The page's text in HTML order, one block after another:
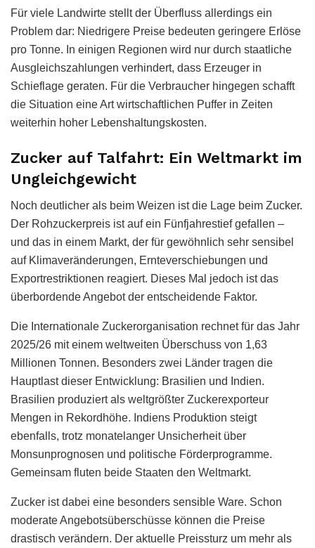
Für viele Landwirte stellt der Überfluss allerdings ein
Problem dar: Niedrigere Preise bedeuten geringere Erlöse
pro Tonne. In einigen Regionen wird nur durch staatliche
Ausgleichszahlungen verhindert, dass Erzeuger in
Schieflage geraten. Für die Verbraucher hingegen schafft
die Situation eine Art wirtschaftlichen Puffer in Zeiten
weiterhin hoher Lebenshaltungskosten.
Zucker auf Talfahrt: Ein Weltmarkt im
Ungleichgewicht
Noch deutlicher als beim Weizen ist die Lage beim Zucker.
Der Rohzuckerpreis ist auf ein Fünfjahrestief gefallen –
und das in einem Markt, der für gewöhnlich sehr sensibel
auf Klimaveränderungen, Ernteverschiebungen und
Exportrestriktionen reagiert. Dieses Mal jedoch ist das
überbordende Angebot der entscheidende Faktor.
Die Internationale Zuckerorganisation rechnet für das Jahr
2025/26 mit einem weltweiten Überschuss von 1,63
Millionen Tonnen. Besonders zwei Länder tragen die
Hauptlast dieser Entwicklung: Brasilien und Indien.
Brasilien produziert als weltgrößter Zuckerexporteur
Mengen in Rekordhöhe. Indiens Produktion steigt
ebenfalls, trotz monatelanger Unsicherheit über
Monsunprognosen und politische Förderprogramme.
Gemeinsam fluten beide Staaten den Weltmarkt.
Zucker ist dabei eine besonders sensible Ware. Schon
moderate Angebotsüberschüsse können die Preise
drastisch verändern. Der aktuelle Preissturz um mehr als